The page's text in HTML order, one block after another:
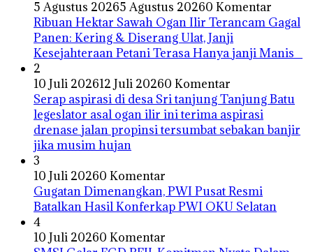
5 Agustus 20265 Agustus 20260 Komentar
Ribuan Hektar Sawah Ogan Ilir Terancam Gagal
Panen: Kering & Diserang Ulat, Janji
Kesejahteraan Petani Terasa Hanya janji Manis
2
10 Juli 202612 Juli 20260 Komentar
Serap aspirasi di desa Sri tanjung Tanjung Batu
legeslator asal ogan ilir ini terima aspirasi
drenase jalan propinsi tersumbat sebakan banjir
jika musim hujan
3
10 Juli 20260 Komentar
Gugatan Dimenangkan, PWI Pusat Resmi
Batalkan Hasil Konferkap PWI OKU Selatan
4
10 Juli 20260 Komentar